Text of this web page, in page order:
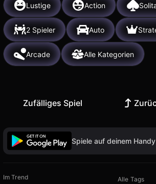
Lustige Action
2 Spieler Auto
Arcade Alle Kategorien
Zufälliges Spiel
Spiele auf deinem
Im Trend
Alle Tags